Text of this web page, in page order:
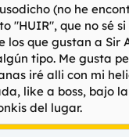
(no he
"HUIR", que no sé
que gustan a Sir
tipo. Me gusta
iré alli con mi
like a boss, bajo
del lugar.